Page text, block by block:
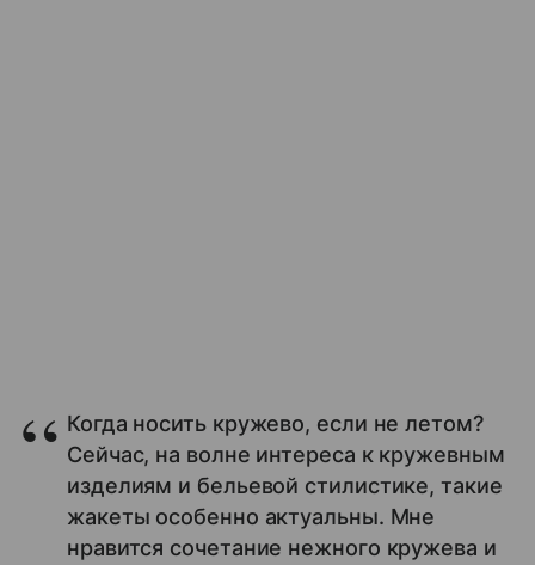
Когда носить кружево, если не летом?
Сейчас, на волне интереса к кружевным
изделиям и бельевой стилистике, такие
жакеты особенно актуальны. Мне
нравится сочетание нежного кружева и